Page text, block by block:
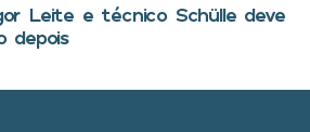
Leite e técnico Schülle deve
depois